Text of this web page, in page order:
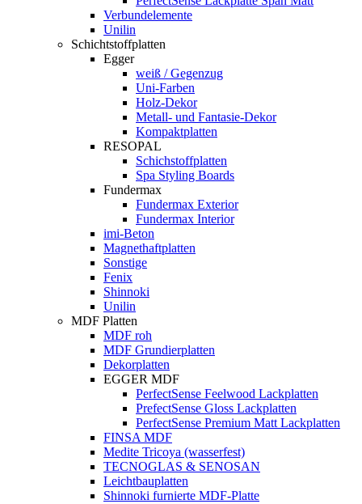
Verbundelemente
Unilin
Schichtstoffplatten
Egger
weiß / Gegenzug
Uni-Farben
Holz-Dekor
Metall- und Fantasie-Dekor
Kompaktplatten
RESOPAL
Schichstoffplatten
Spa Styling Boards
Fundermax
Fundermax Exterior
Fundermax Interior
imi-Beton
Magnethaftplatten
Sonstige
Fenix
Shinnoki
Unilin
MDF Platten
MDF roh
MDF Grundierplatten
Dekorplatten
EGGER MDF
PerfectSense Feelwood Lackplatten
PrefectSense Gloss Lackplatten
PerfectSense Premium Matt Lackplatten
FINSA MDF
Medite Tricoya (wasserfest)
TECNOGLAS & SENOSAN
Leichtbauplatten
Shinnoki furnierte MDF-Platte